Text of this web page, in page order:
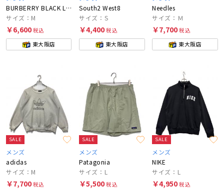
BURBERRY BLACK LABEL
サイズ：M
￥6,600税込
東大阪店
South2 West8
サイズ：S
￥4,400税込
東大阪店
Needles
サイズ：Ｍ
￥7,700税込
東大阪店
SALE
メンズ
adidas
サイズ：M
￥7,700税込
SALE
メンズ
Patagonia
サイズ：L
￥5,500税込
SALE
メンズ
NIKE
サイズ：L
￥4,950税込